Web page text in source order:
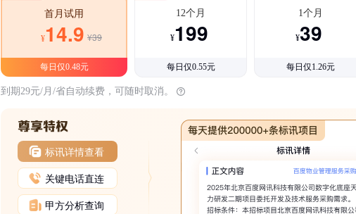
首月试用
¥14.9 ¥39
每日仅0.48元
12个月
¥199
每日仅0.55元
1个月
¥39
每日仅1.26元
到期29元/月/省自动续费，可随时取消。
标讯详情查看
关键电话直连
甲方分析查询